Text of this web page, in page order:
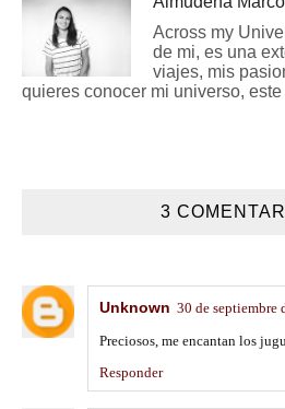
Across my
de mi, es una
viajes, mis
quieres conocer mi universo,
3
Unknown 30 de septiembre
Preciosos, me encantan los
Responder